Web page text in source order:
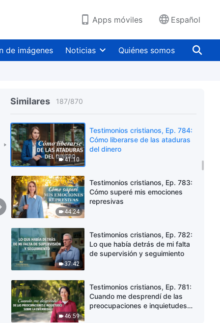
Apps móviles Español
de imágenes Noticias Quiénes somos
Similares 187/870
34:34
Testimonios cristianos, Ep. 786:
45:09
41:10
Testimonios cristianos, Ep. 784:
Cómo liberarse de las ataduras
del dinero
44:24
Testimonios cristianos, Ep. 783:
Cómo superé mis emociones
represivas
37:42
Testimonios cristianos, Ep. 782:
Lo que había detrás de mi falta
de supervisión y seguimiento
46:59
Testimonios cristianos, Ep. 781:
Cuando me desprendí de las
preocupaciones e inquietudes